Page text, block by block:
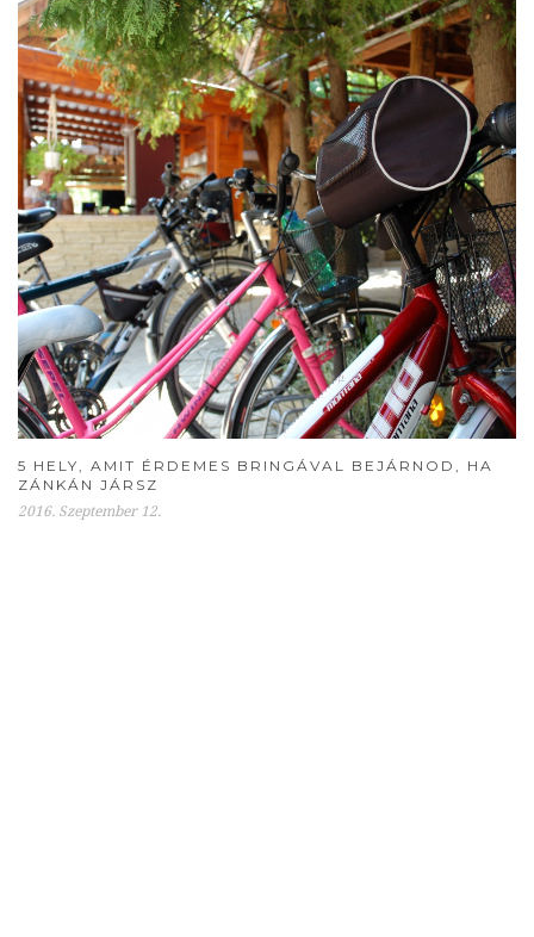
5 HELY, AMIT ÉRDEMES BRINGÁVAL BEJÁRNOD, HA
ZÁNKÁN JÁRSZ
2016. Szeptember 12.